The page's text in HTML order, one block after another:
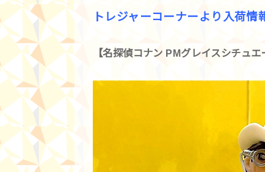
トレジャーコーナーより入荷情
【名探偵コナン PMグレイスシチュ